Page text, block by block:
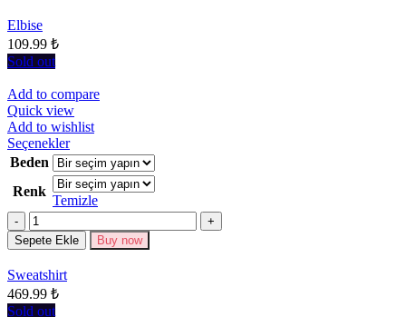
Elbise
109.99 ₺
Sold out
Add to compare
Quick view
Add to wishlist
SeçeneklerBu
ürünün
birden
fazla
varyasyonu
Seçenekler
Beden
Renk
Temizle
Miktar
Sepete Ekle Buy now
Sweatshirt
469.99 ₺
Sold out